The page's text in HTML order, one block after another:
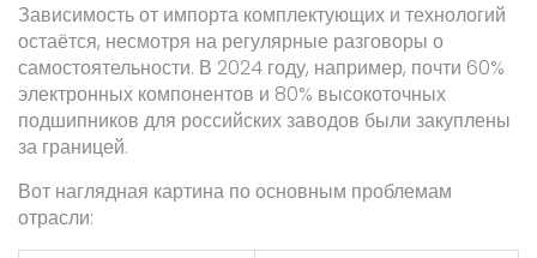
Зависимость от импорта комплектующих и технологий
остаётся, несмотря на регулярные разговоры о
самостоятельности. В 2024 году, например, почти 60%
электронных компонентов и 80% высокоточных
подшипников для российских заводов были закуплены
за границей.
Вот наглядная картина по основным проблемам
отрасли: